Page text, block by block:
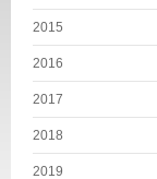
2015
2016
2017
2018
2019